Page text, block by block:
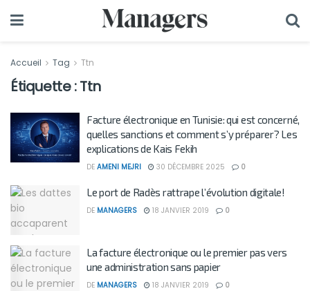
Accueil Tag Ttn
Étiquette :Ttn
Facture électronique en Tunisie: qui est concerné,
quelles sanctions et comment s’y préparer? Les
explications de Kais Fekih
DE AMENI MEJRI 30 DÉCEMBRE 2025 0
Le port de Radès rattrape l’évolution digitale!
DE MANAGERS 18 JANVIER 2019 0
La facture électronique ou le premier pas vers
une administration sans papier
DE MANAGERS 18 JANVIER 2019 0